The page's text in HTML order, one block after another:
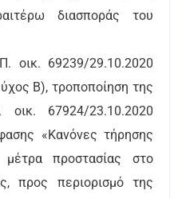
διασποράς του
οικ. 69239/29.10.2020
Β), τροποποίηση της
67924/23.10.2020
«Κανόνες τήρησης
προστασίας στο
προς περιορισμό της